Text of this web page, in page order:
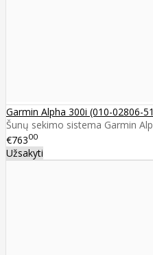
Garmin Alpha 300i (010-02806-
Šunų sekimo sistema Garmin
€76300
Užsakyti